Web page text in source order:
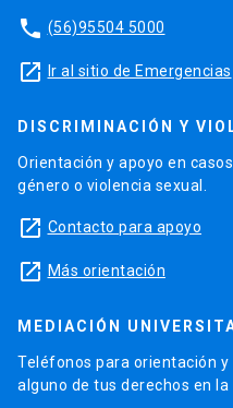
phone (56)95504 5000
launch Ir al sitio de Emergencias
DISCRIMINACIÓN Y
Orientación y apoyo en
género o violencia sexual.
launch Contacto para apoyo
launch Más orientación
MEDIACIÓN
Teléfonos para orientación y
alguno de tus derechos en la